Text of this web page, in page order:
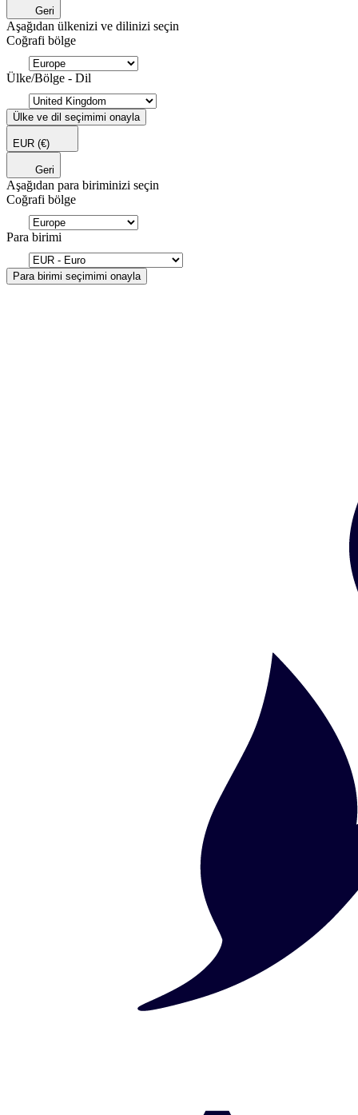
Geri
Aşağıdan ülkenizi ve dilinizi seçin
Coğrafi bölge
Ülke/Bölge - Dil
Ülke ve dil seçimimi onayla
EUR (€)
Geri
Aşağıdan para biriminizi seçin
Coğrafi bölge
Para birimi
Para birimi seçimimi onayla